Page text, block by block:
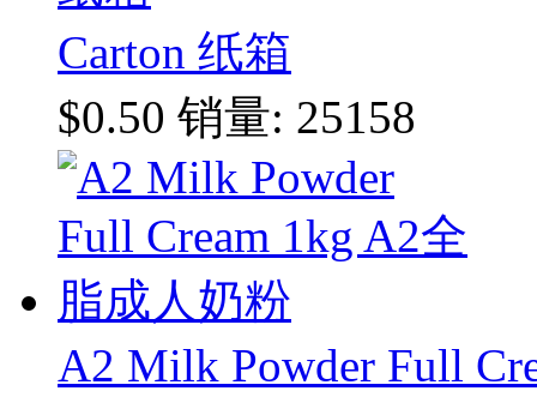
Carton 纸箱
$0.50 销量: 25158
A2 Milk Powder Full